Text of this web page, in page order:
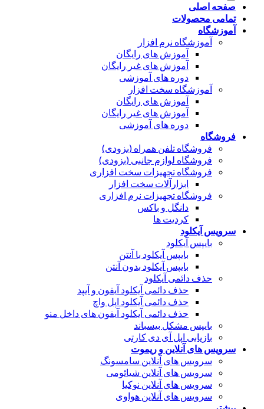
صفحه اصلی
تمامی محصولات
آموزشگاه
آموزشگاه نرم افزار
آموزش های رایگان
آموزش های غیر رایگان
دوره های آموزشی
آموزشگاه سخت افزار
آموزش های رایگان
آموزش های غیر رایگان
دوره های آموزشی
فروشگاه
فروشگاه تلفن همراه (بزودی)
فروشگاه لوازم جانبی (بزودی)
فروشگاه تجهیزات سخت افزاری
ابزارآلات سخت افزار
فروشگاه تجهیزات نرم افزاری
دانگل و باکس
کردیت ها
سرویس آیکلود
بایپس آیکلود
بایپس آیکلود با آنتن
بایپس آیکلود بدون آنتن
حذف دائمی آیکلود
حذف دائمی آیکلود آیفون و آیپد
حذف دائمی آیکلود اپل واچ
حذف دائمی آیکلود آیفون های داخل منو
بایپس مشکل بیسباند
بازیابی اپل آی دی کارتی
سرویس های آنلاین و ریموت
سرویس های آنلاین سامسونگ
سرویس های آنلاین شیائومی
سرویس های آنلاین نوکیا
سرویس های آنلاین هواوی